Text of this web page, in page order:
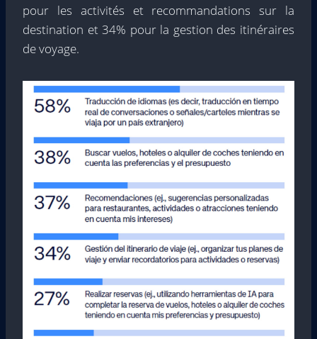
pour les activités et recommandations sur la
destination et 34% pour la gestion des itinéraires
de voyage.